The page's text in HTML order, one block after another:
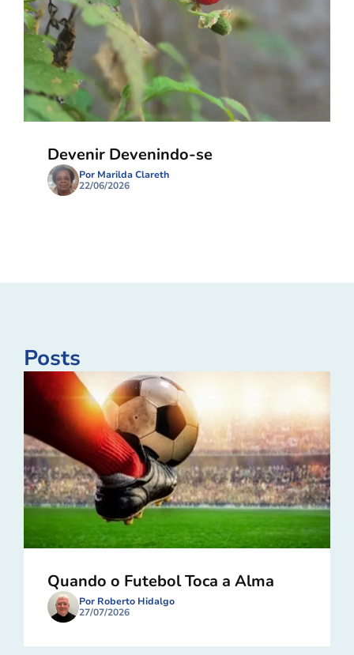
Devenir Devenindo-se
Por Marilda Clareth
22/06/2026
Posts
Quando o Futebol Toca a Alma
Por Roberto Hidalgo
27/07/2026